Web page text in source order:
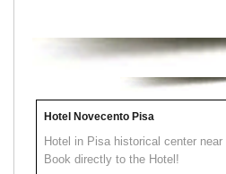
Hotel Novecento Pisa
Hotel in Pisa historical center near
Book directly to the Hotel!